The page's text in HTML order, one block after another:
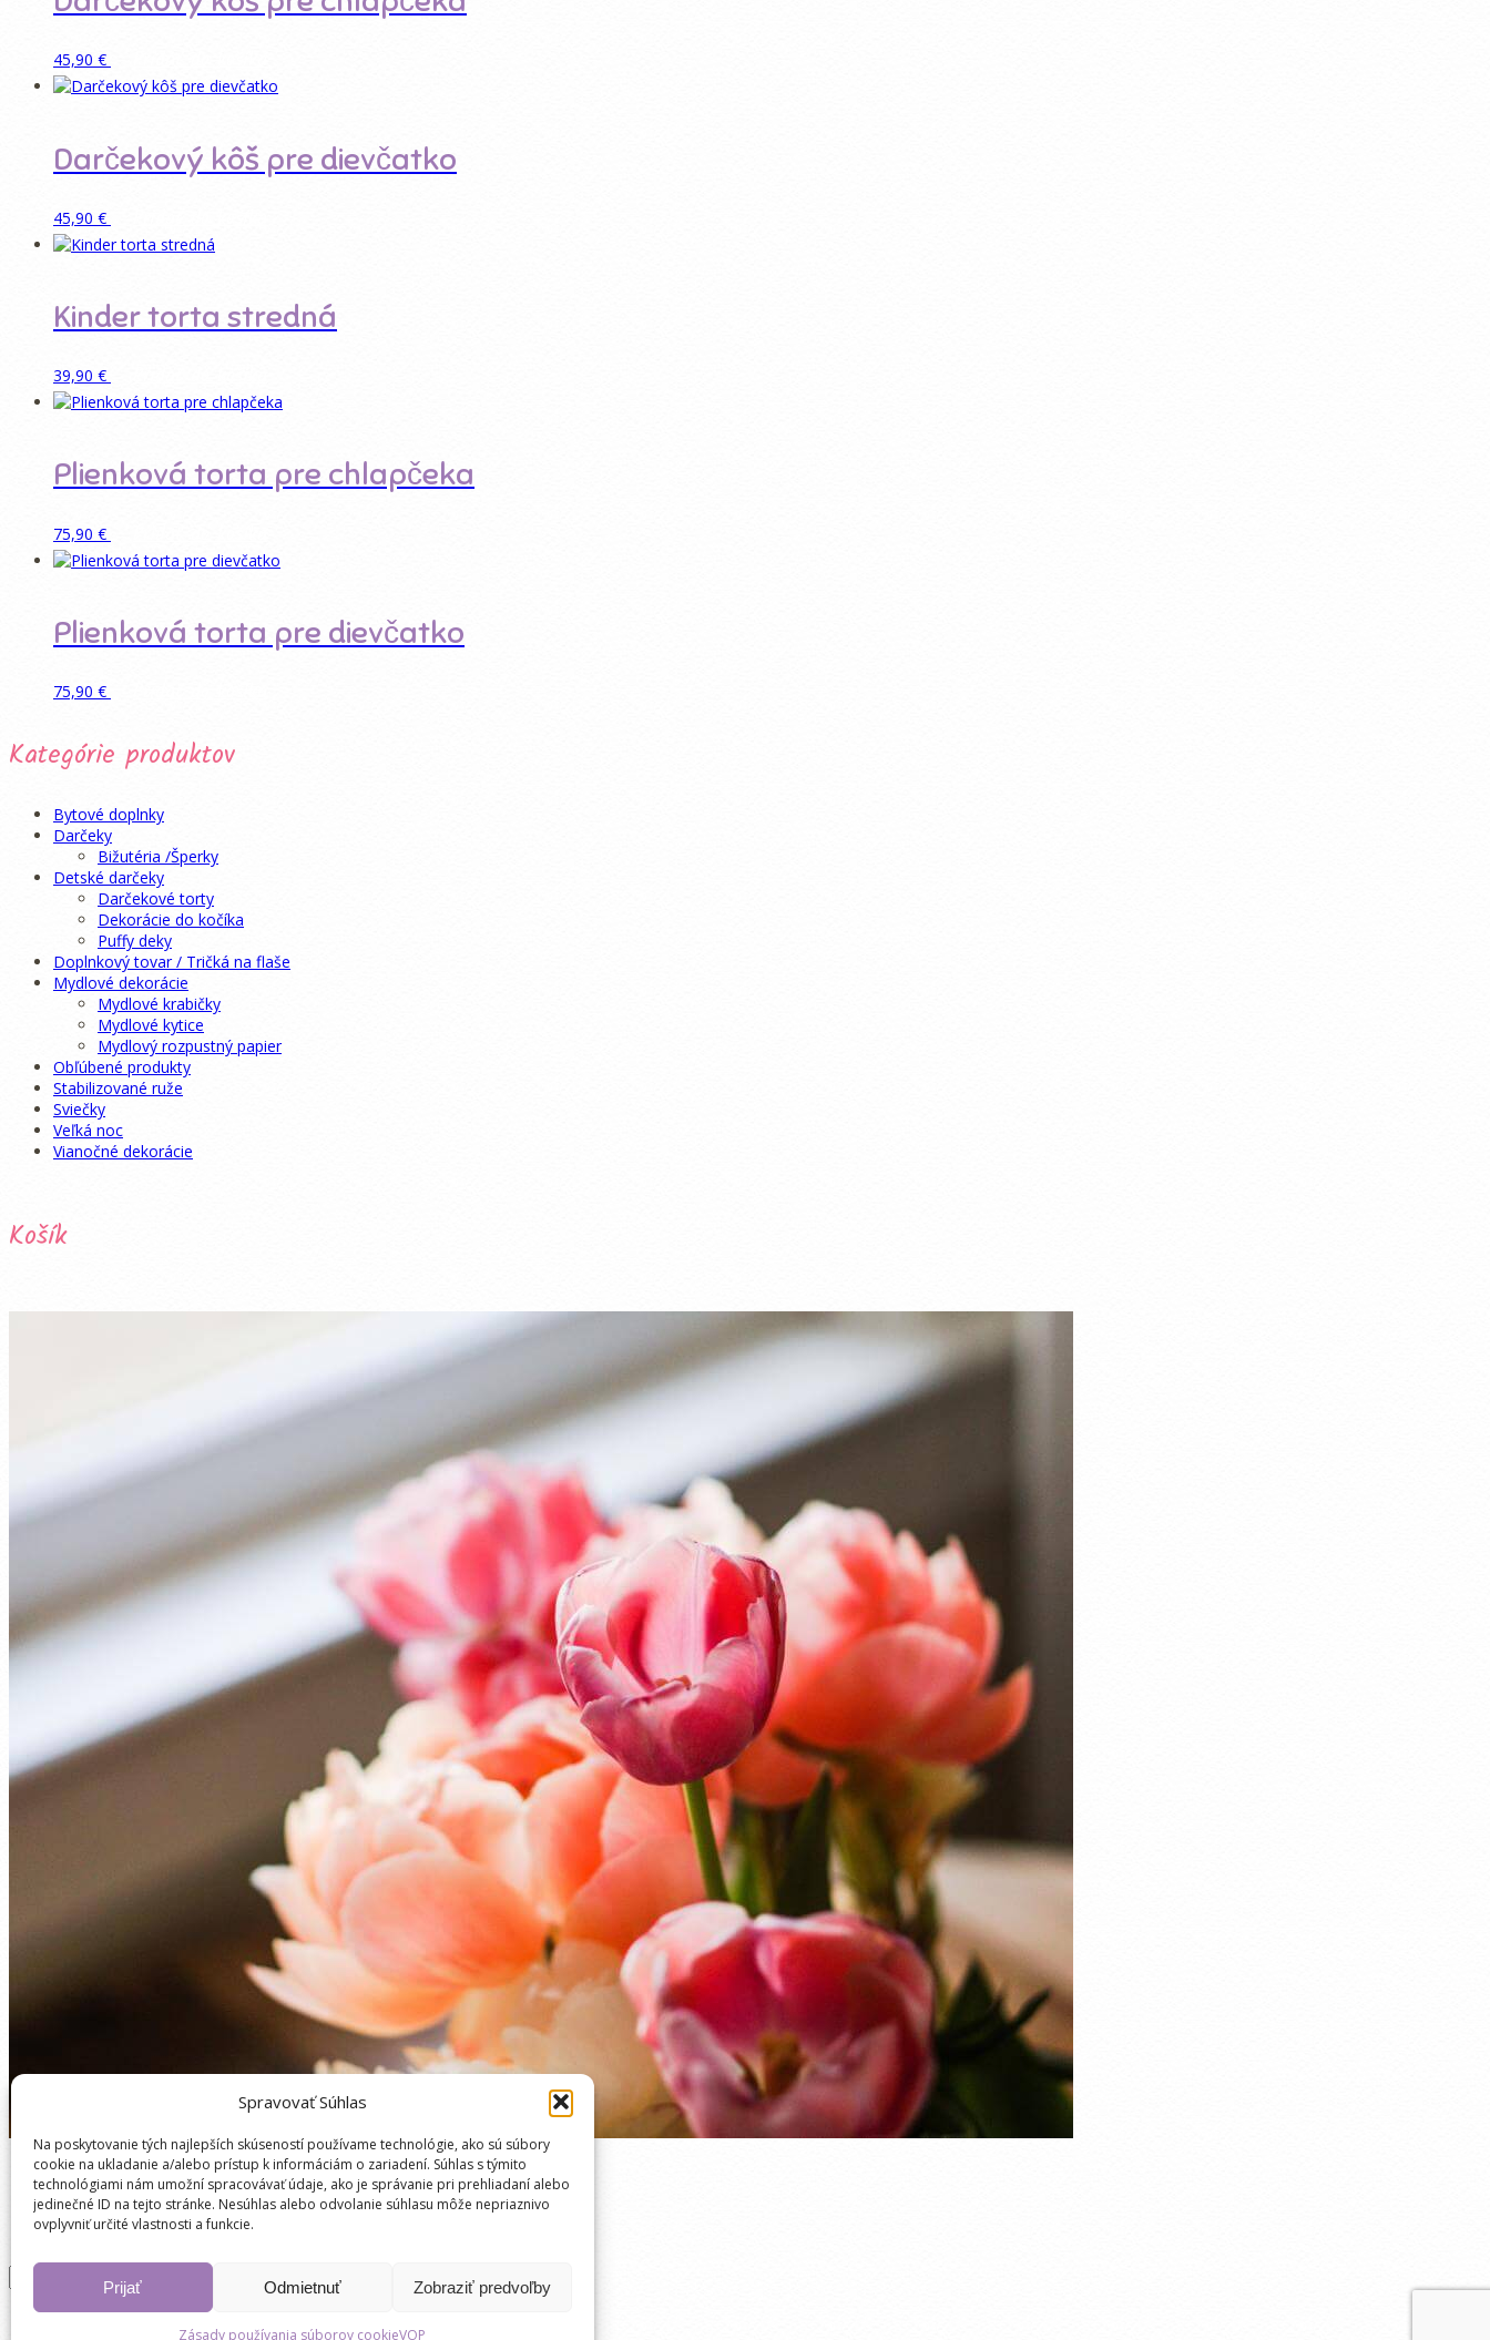
Spravovať Súhlas
Na poskytovanie tých najlepších skúseností používame technológie, ako sú súbory
cookie na ukladanie a/alebo prístup k informáciám o zariadení. Súhlas s týmito
technológiami nám umožní spracovávať údaje, ako je správanie pri prehliadaní alebo
jedinečné ID na tejto stránke. Nesúhlas alebo odvolanie súhlasu môže nepriaznivo
ovplyvniť určité vlastnosti a funkcie.
Prijať Odmietnuť Zobraziť predvoľby
Zásady používania súborov cookieVOP
45,90 €
Darčekový kôš pre dievčatko
45,90 €
Kinder torta stredná
39,90 €
Plienková torta pre chlapčeka
75,90 €
Plienková torta pre dievčatko
75,90 €
Kategórie produktov
Bytové doplnky
Darčeky
Bižutéria /Šperky
Detské darčeky
Darčekové torty
Dekorácie do kočíka
Puffy deky
Doplnkový tovar / Tričká na flaše
Mydlové dekorácie
Mydlové krabičky
Mydlové kytice
Mydlový rozpustný papier
Obľúbené produkty
Stabilizované ruže
Sviečky
Veľká noc
Vianočné dekorácie
Košík
Vyhľadávanie produktov
Vyhľadávanie